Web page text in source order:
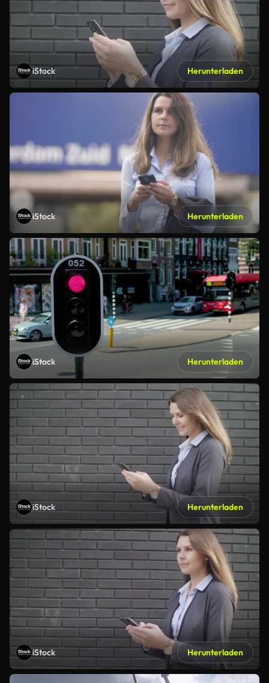
iStock Herunterladen
iStock Herunterladen
iStock Herunterladen
iStock Herunterladen
iStock Herunterladen